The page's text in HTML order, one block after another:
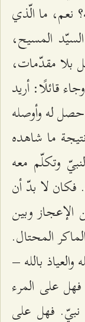
نعم، ما الّذي
المسيح،
بلا مقدّمات،
قائلًا: أريد
له وأوصله
ما شاهده
وتكلّم معه
فكان لا بدّ أن
وبين
المحتال.
والعياذ بالله –
على المرء
نبيّ. فهل على